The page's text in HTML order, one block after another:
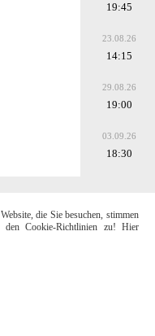
19:45
23.08.26
14:15
29.08.26
19:00
03.09.26
18:30
die Sie besuchen, stimmen
den Cookie-Richtlinien zu! Hier